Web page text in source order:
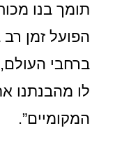
תומך בנו
הפועל זמן רב
ברחבי העולם,
לו מהבנתנו
המקומיים”.